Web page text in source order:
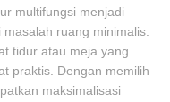
multifungsi menjadi
ruang minimalis.
tidur atau meja yang
praktis. Dengan memilih
maksimalisasi